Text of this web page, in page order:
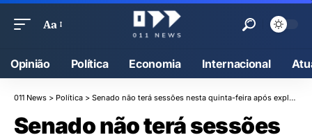
Aa
Opinião Política Economia Internacional
011 News > Política > Senado não terá sessões nesta quinta-feira após explosões na Praça dos Três Poderes
Senado não terá sessões